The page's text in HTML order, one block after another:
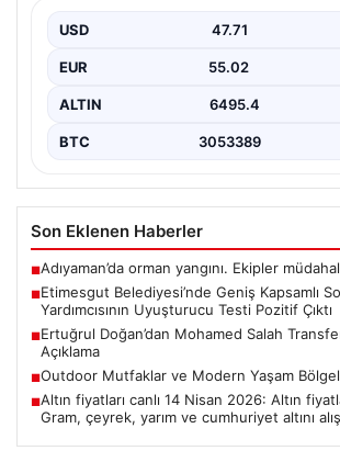
Çıktı
Ankara'nın Etimesgut ilçesinde bulunan
yönelik yürütülen kapsamlı soruşturma
USD 47.71
EUR 55.02
ALTIN 6495.4
BTC 3053389
Son Eklenen Haberler
■Adıyaman’da orman yangını. Ekipler
■Etimesgut Belediyesi’nde Geniş Kapsamlı
Yardımcısının Uyuşturucu Testi Pozitif Çıktı
■Ertuğrul Doğan’dan Mohamed Salah
Açıklama
■Outdoor Mutfaklar ve Modern Yaşam
■Altın fiyatları canlı 14 Nisan 2026: Altın
Gram, çeyrek, yarım ve cumhuriyet altını